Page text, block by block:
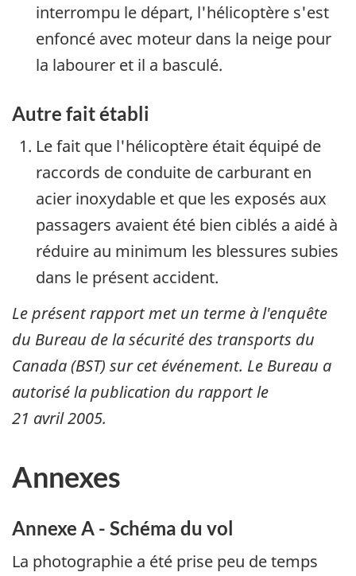
interrompu le départ, l'hélicoptère s'est
enfoncé avec moteur dans la neige pour
la labourer et il a basculé.
Autre fait établi
Le fait que l'hélicoptère était équipé de
raccords de conduite de carburant en
acier inoxydable et que les exposés aux
passagers avaient été bien ciblés a aidé à
réduire au minimum les blessures subies
dans le présent accident.
Le présent rapport met un terme à l'enquête
du Bureau de la sécurité des transports du
Canada (BST) sur cet événement. Le Bureau a
autorisé la publication du rapport le
21 avril 2005.
Annexes
Annexe A - Schéma du vol
La photographie a été prise peu de temps